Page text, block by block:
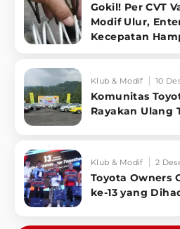
Gokil! Per CVT
Modif Ulur,
Kecepatan
Klub & Modif 10
Komunitas
Rayakan Ulang
Klub & Modif 2
Toyota Owners
ke-13 yang